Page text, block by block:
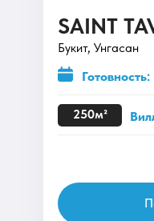
SAINT
Букит, Унгасан
Готовность:
250м²